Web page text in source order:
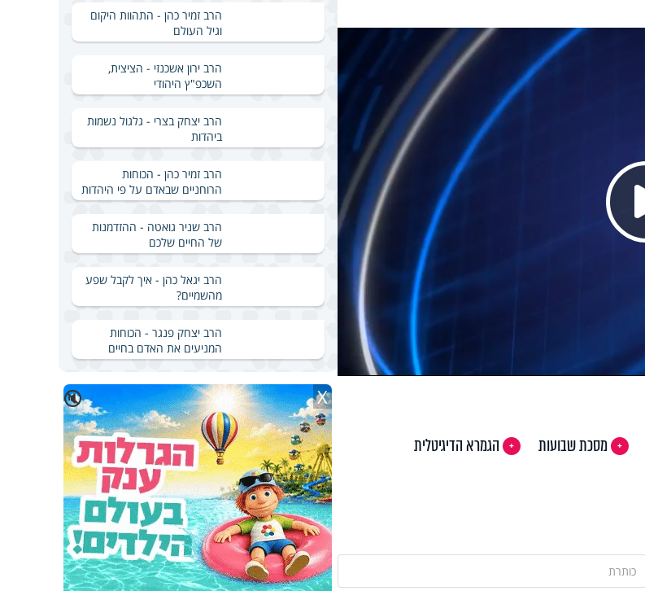
מסכת שבועות הגמרא הדיגיטלית
הרב זמיר כהן - התהוות היקום
וגיל העולם
הרב ירון אשכנזי - הציצית,
השכפ"ץ היהודי
הרב יצחק בצרי - גלגול נשמות
ביהדות
הרב זמיר כהן - הכוחות
הרוחניים שבאדם על פי היהדות
הרב שניר גואטה - ההזדמנות
של החיים שלכם
הרב יגאל כהן - איך לקבל שפע
מהשמיים?
הרב יצחק פנגר - הכוחות
המניעים את האדם בחיים
🔇 X